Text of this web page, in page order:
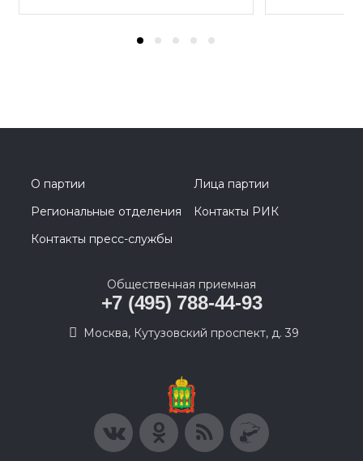
О партии
Лица партии
Региональные отделения
Контакты РИК
Контакты пресс-службы
Общественная приемная
+7 (495) 788-44-93
Москва, Кутузовский проспект, д. 39